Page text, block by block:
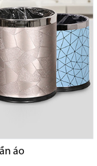
áo